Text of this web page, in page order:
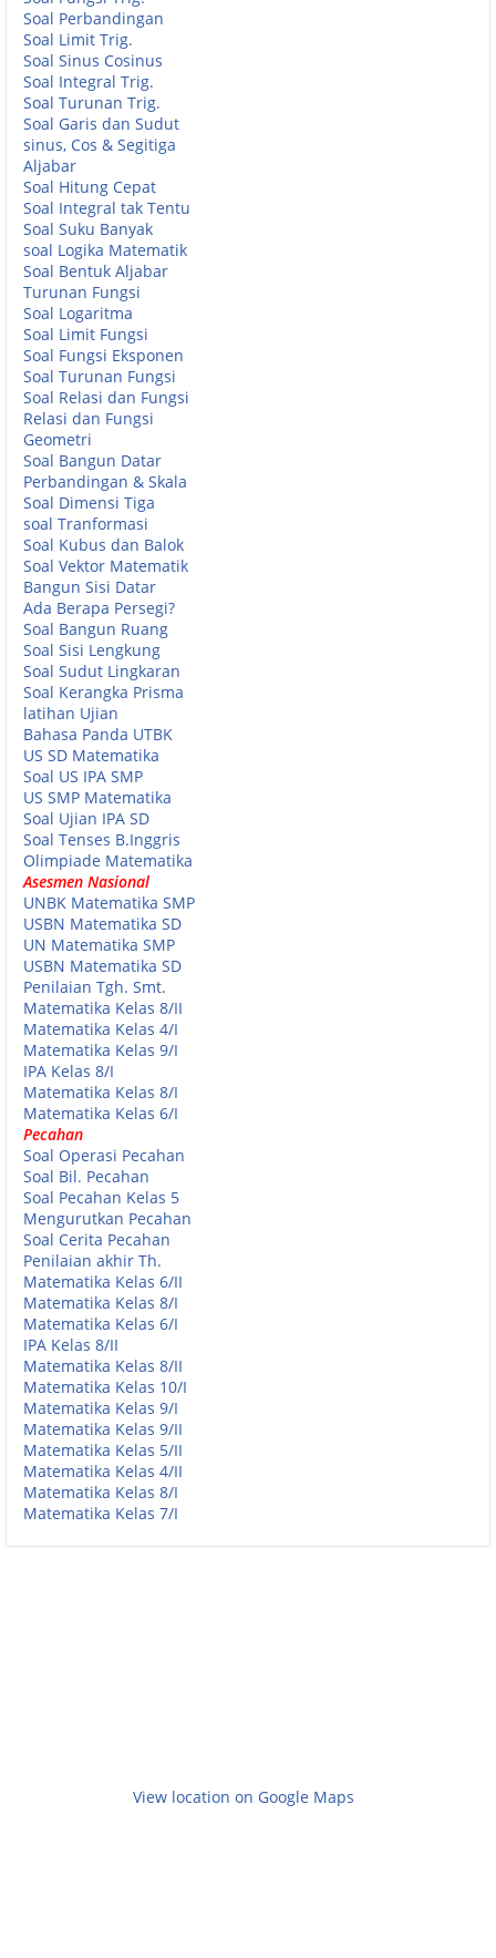
Soal Perbandingan
Soal Limit Trig.
Soal Sinus Cosinus
Soal Integral Trig.
Soal Turunan Trig.
Soal Garis dan Sudut
sinus, Cos & Segitiga
Aljabar
Soal Hitung Cepat
Soal Integral tak Tentu
Soal Suku Banyak
soal Logika Matematik
Soal Bentuk Aljabar
Turunan Fungsi
Soal Logaritma
Soal Limit Fungsi
Soal Fungsi Eksponen
Soal Turunan Fungsi
Soal Relasi dan Fungsi
Relasi dan Fungsi
Geometri
Soal Bangun Datar
Perbandingan & Skala
Soal Dimensi Tiga
soal Tranformasi
Soal Kubus dan Balok
Soal Vektor Matematik
Bangun Sisi Datar
Ada Berapa Persegi?
Soal Bangun Ruang
Soal Sisi Lengkung
Soal Sudut Lingkaran
Soal Kerangka Prisma
latihan Ujian
Bahasa Panda UTBK
US SD Matematika
Soal US IPA SMP
US SMP Matematika
Soal Ujian IPA SD
Soal Tenses B.Inggris
Olimpiade Matematika
Asesmen Nasional
UNBK Matematika SMP
USBN Matematika SD
UN Matematika SMP
USBN Matematika SD
Penilaian Tgh. Smt.
Matematika Kelas 8/II
Matematika Kelas 4/I
Matematika Kelas 9/I
IPA Kelas 8/I
Matematika Kelas 8/I
Matematika Kelas 6/I
Pecahan
Soal Operasi Pecahan
Soal Bil. Pecahan
Soal Pecahan Kelas 5
Mengurutkan Pecahan
Soal Cerita Pecahan
Penilaian akhir Th.
Matematika Kelas 6/II
Matematika Kelas 8/I
Matematika Kelas 6/I
IPA Kelas 8/II
Matematika Kelas 8/II
Matematika Kelas 10/I
Matematika Kelas 9/I
Matematika Kelas 9/II
Matematika Kelas 5/II
Matematika Kelas 4/II
Matematika Kelas 8/I
Matematika Kelas 7/I
View location on Google Maps